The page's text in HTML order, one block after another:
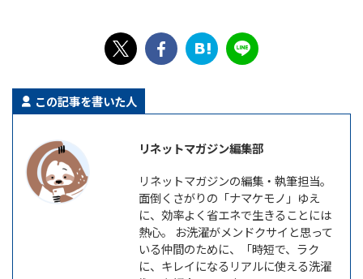
この記事を書いた人
リネットマガジン編集部
リネットマガジンの編集・執筆担当。
面倒くさがりの「ナマケモノ」ゆえ
に、効率よく省エネで生きることには
熱心。 お洗濯がメンドクサイと思って
いる仲間のために、「時短で、ラク
に、キレイになるリアルに使える洗濯